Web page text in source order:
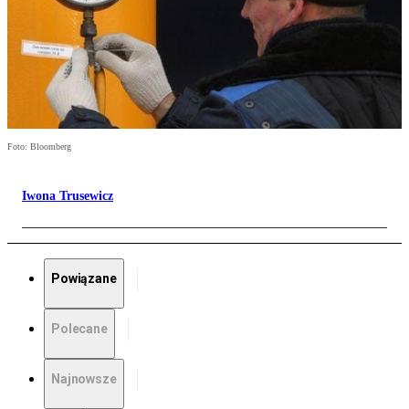
Foto: Bloomberg
Iwona Trusewicz
Powiązane
Polecane
Najnowsze